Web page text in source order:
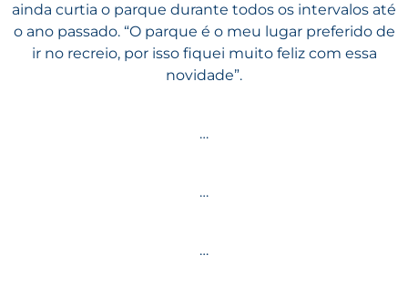
ainda curtia o parque durante todos os intervalos até
o ano passado. “O parque é o meu lugar preferido de
ir no recreio, por isso fiquei muito feliz com essa
novidade”.
…
…
…